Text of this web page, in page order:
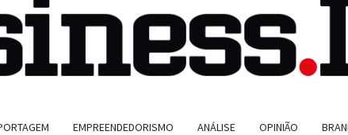
EMPREENDEDORISMO ANÁLISE OPINIÃO